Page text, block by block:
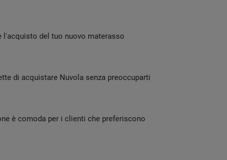
l'acquisto del tuo nuovo materasso
di acquistare Nuvola senza preoccuparti
è comoda per i clienti che preferiscono